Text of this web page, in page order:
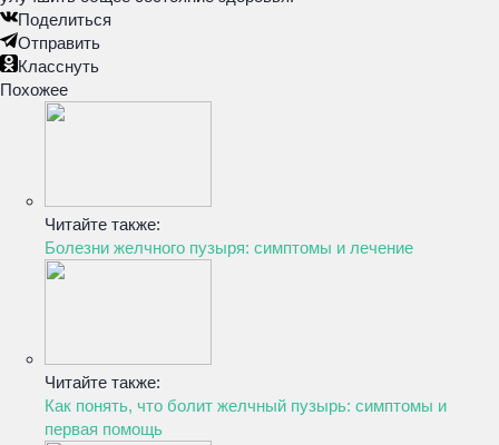
Поделиться
Отправить
Класснуть
Похожее
Читайте также:
Болезни желчного пузыря: симптомы и лечение
Читайте также:
Как понять, что болит желчный пузырь: симптомы и
первая помощь